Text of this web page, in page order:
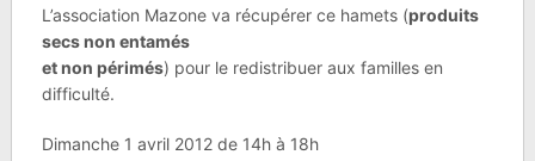
L’association Mazone va récupérer ce hamets (produits
secs non entamés
et non périmés) pour le redistribuer aux familles en
difficulté.
Dimanche 1 avril 2012 de 14h à 18h